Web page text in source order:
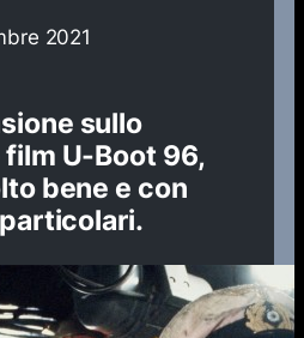
2021
sullo
film U-Boot 96,
bene e con